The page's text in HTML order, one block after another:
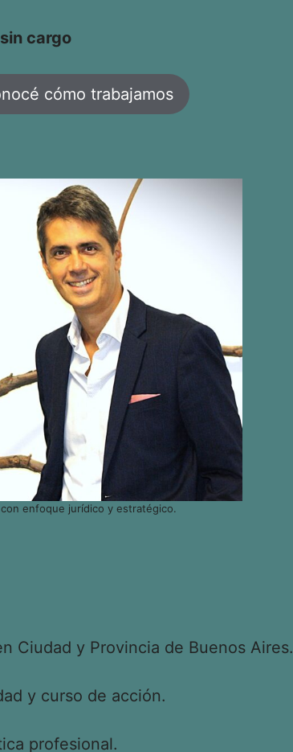
cargo
cómo trabajamos
enfoque jurídico y estratégico.
Ciudad y Provincia de Buenos Aires.
y curso de acción.
profesional.